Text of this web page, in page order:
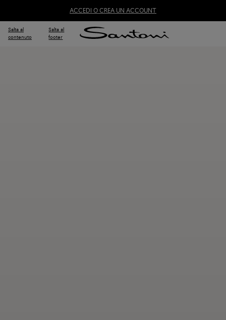
ACCEDI O CREA UN ACCOUNT
Salta al
contenuto
Salta al
footer